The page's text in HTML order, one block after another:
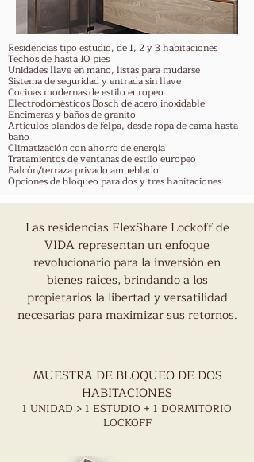
Residencias tipo estudio, de 1, 2 y 3 habitaciones
Techos de hasta 10 pies
Unidades llave en mano, listas para mudarse
Sistema de seguridad y entrada sin llave
Cocinas modernas de estilo europeo
Electrodomésticos Bosch de acero inoxidable
Encimeras y baños de granito
Artículos blandos de felpa, desde ropa de cama hasta
baño
Climatización con ahorro de energía
Tratamientos de ventanas de estilo europeo
Balcón/terraza privado amueblado
Opciones de bloqueo para dos y tres habitaciones
FLEXSHARE: el diferenciador de
Vida Edgewater se destaca como una
fórmula ganadora para altos
rendimientos. Con la capacidad de
adaptarse a todas las opciones de
alquiler, desde alquileres a largo
pueden aprovechar al máximo su
potencial de inversión y garantizar
un flujo de ingresos constante.
Las residencias FlexShare Lockoff de
VIDA representan un enfoque
revolucionario para la inversión en
bienes raíces, brindando a los
propietarios la libertad y versatilidad
necesarias para maximizar sus retornos.
MUESTRA DE BLOQUEO DE DOS
HABITACIONES
1 UNIDAD > 1 ESTUDIO + 1 DORMITORIO
LOCKOFF